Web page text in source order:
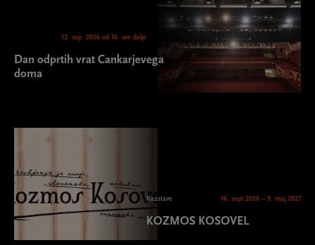
12. sep. 2026 od 16. ure dalje
Dan odprtih vrat Cankarjevega
doma
Razstave 16. sept 2026 – 9. maj 2027
KOZMOS KOSOVEL